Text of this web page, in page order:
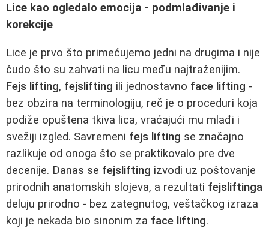
Lice kao ogledalo emocija - podmlađivanje i
korekcije
Lice je prvo što primećujemo jedni na drugima i nije
čudo što su zahvati na licu među najtraženijim.
Fejs lifting, fejslifting ili jednostavno face lifting -
bez obzira na terminologiju, reč je o proceduri koja
podiže opuštena tkiva lica, vraćajući mu mlađi i
svežiji izgled. Savremeni fejs lifting se značajno
razlikuje od onoga što se praktikovalo pre dve
decenije. Danas se fejslifting izvodi uz poštovanje
prirodnih anatomskih slojeva, a rezultati fejsliftinga
deluju prirodno - bez zategnutog, veštačkog izraza
koji je nekada bio sinonim za face lifting.